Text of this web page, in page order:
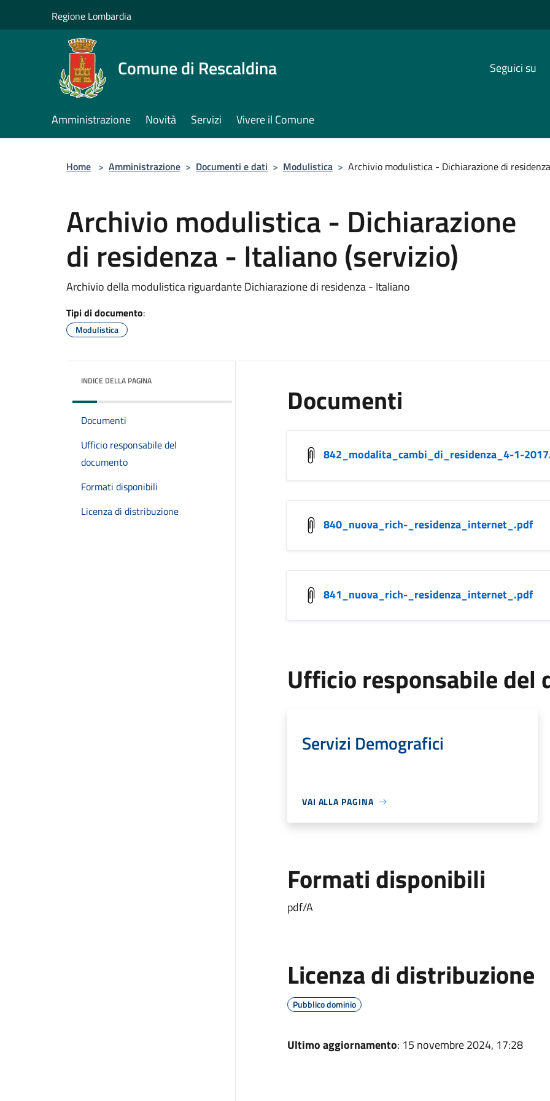
Regione Lombardia
Comune di Rescaldina Seguici su
Amministrazione Novità Servizi Vivere il Comune
Home > Amministrazione > Documenti e dati > Modulistica > Archivio modulistica - Dichiarazione di
Archivio modulistica - Dichiarazione
di residenza - Italiano (servizio)
Archivio della modulistica riguardante Dichiarazione di residenza - Italiano
Tipi di documento:
Modulistica
INDICE DELLA PAGINA
Documenti
Ufficio responsabile del
documento
Formati disponibili
Licenza di distribuzione
Documenti
842_modalita_cambi_di_residenza_4-1-
840_nuova_rich-_residenza_internet_.pdf
841_nuova_rich-_residenza_internet_.pdf
Ufficio responsabile del
Servizi Demografici
VAI ALLA PAGINA
Formati disponibili
pdf/A
Licenza di distribuzione
Pubblico dominio
Ultimo aggiornamento: 15 novembre 2024, 17:28